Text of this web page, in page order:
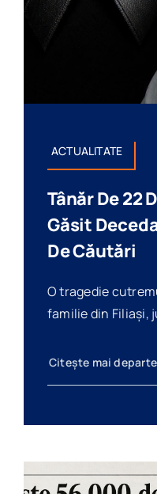
ACTUALITATE
Tânăr De 22
Găsit
De Căutări
O tragedie
familie din Filiași,
Citește mai departe